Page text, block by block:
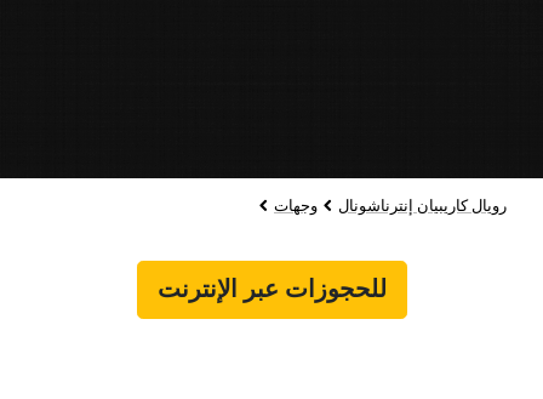
رويال كاريبيان إنترناشونال وجهات
للحجوزات عبر الإنترنت